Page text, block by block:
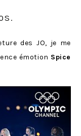
des JO, je me
émotion Spice